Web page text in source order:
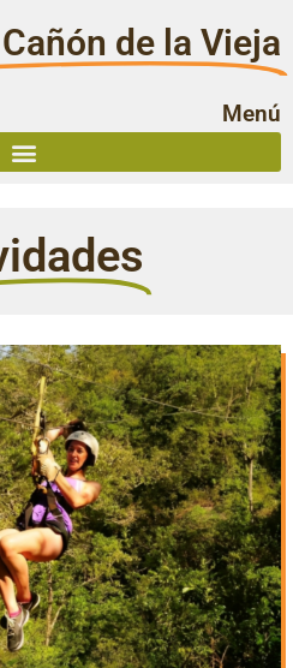
de la Vieja
Menú